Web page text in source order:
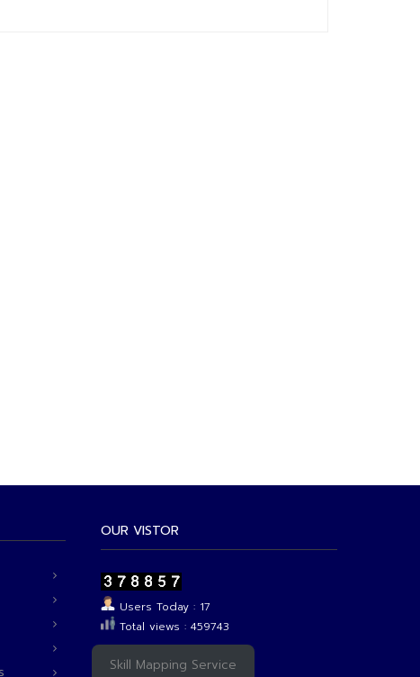
OUR VISTOR
Users Today : 17
Total views : 459743
Skill Mapping Service